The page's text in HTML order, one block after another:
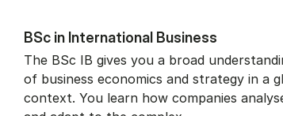
BSc in In­ter­na­tion­al Busi­ness
The BSc IB gives you a broad
of business economics and strategy in a
context. You learn how companies